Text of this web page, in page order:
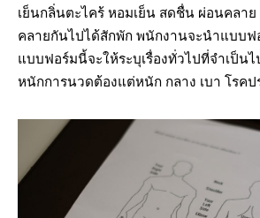
เย็นกลิ่นตะไคร้ หอมเย็น สดชื่น ผ่อนคลา
คลายกันไปได้สักพัก พนักงานจะนำแบบฟ
แบบฟอร์มนี้จะให้ระบุเรื่องทั่วไปที่จำเป็น
หนักการนวดต้องแต่หนัก กลาง เบา โรคป